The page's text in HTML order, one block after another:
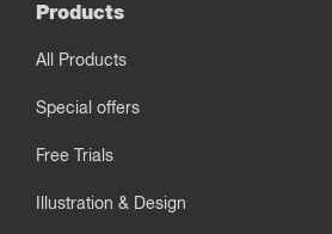
Products
All Products
Special offers
Free Trials
Illustration & Design